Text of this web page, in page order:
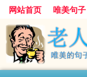
网站首页 唯美句子
人生感悟
其他美文
感人故事
句子分类